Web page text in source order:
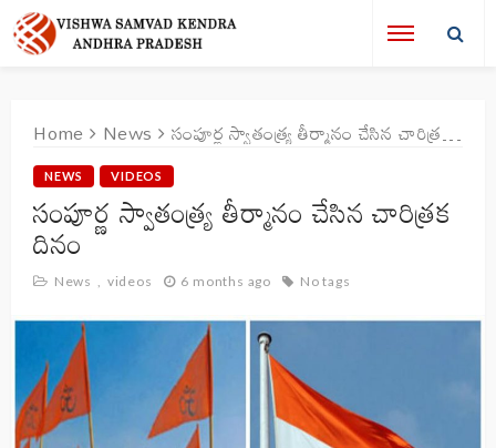
Home News సంపూర్ణ స్వాతంత్ర్య తీర్మానం చేసిన చారిత్రక దినం
NEWS VIDEOS
సంపూర్ణ స్వాతంత్ర్య తీర్మానం చేసిన చారిత్రక
దినం
News videos 6 months ago No tags